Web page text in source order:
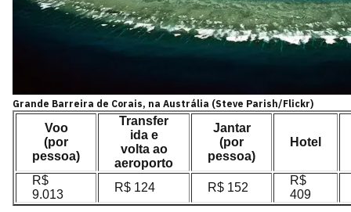
Grande Barreira de Corais, na Austrália (Steve Parish/Flickr)
Voo
(por
pessoa)
Transfer
ida e
volta ao
aeroporto
Jantar
(por
pessoa)
Hotel
R$
9.013
R$ 124 R$ 152
R$
409